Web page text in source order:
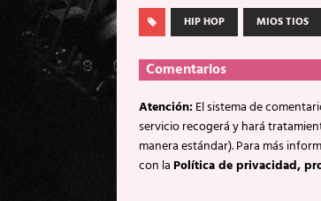
HIP HOP MIOS TIOS
Comentarios
Atención:El sistema de
servicio recogerá y hará
manera estándar). Para más
con laPolítica de privacidad,